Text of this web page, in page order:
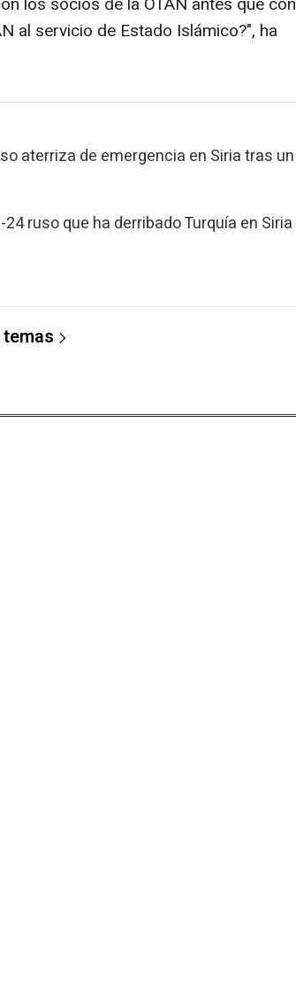
al servicio de Estado Islámico?", ha
aterriza de emergencia en Siria tras un
ruso que ha derribado Turquía en Siria